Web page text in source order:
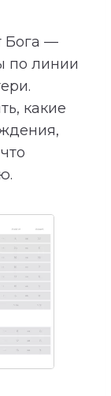
Бога —
по линии
какие